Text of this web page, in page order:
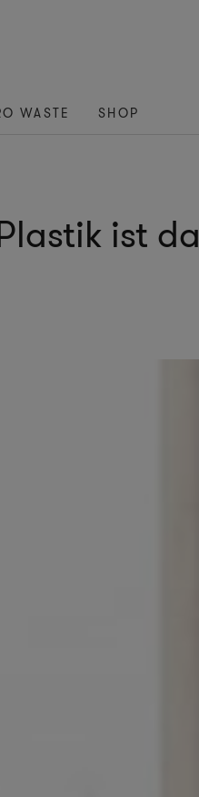
WASTE SHOP
ist da